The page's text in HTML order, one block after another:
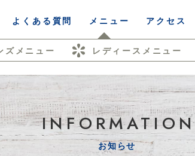
よくある質問 メニュー
ズメニュー レディースメニュー
アクセス
INFORMATION
お知らせ